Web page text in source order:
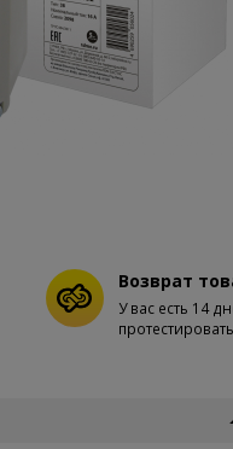
Возврат
У вас есть 14